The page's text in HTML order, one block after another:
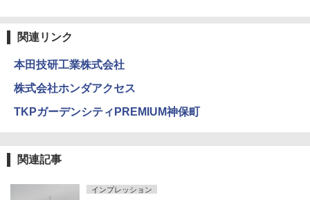
関連リンク
本田技研工業株式会社
株式会社ホンダアクセス
TKPガーデンシティPREMIUM神保町
関連記事
インプレッション